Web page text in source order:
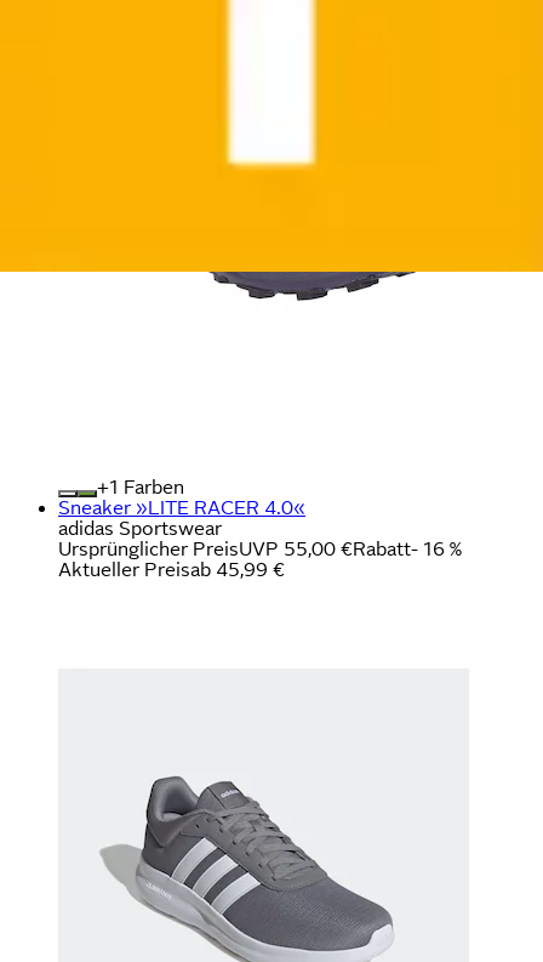
+
Farben
Sneaker »LITE RACER 4.0«
adidas Sportswear
Ursprünglicher PreisUVP 55,00 €Rabatt- 16 %
Aktueller Preisab 45,99 €